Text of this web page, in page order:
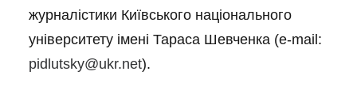
журналістики Київського національного
університету імені Тараса Шевченка (e-mail:
pidlutsky@ukr.net).